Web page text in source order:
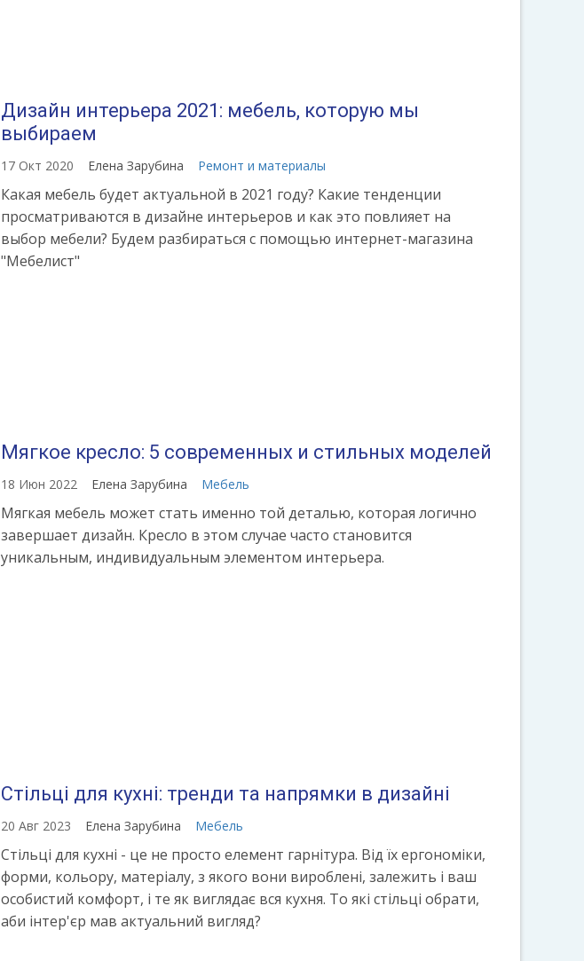
Дизайн интерьера 2021: мебель, которую мы
выбираем
17 Окт 2020 Елена Зарубина Ремонт и материалы
Какая мебель будет актуальной в 2021 году? Какие тенденции
просматриваются в дизайне интерьеров и как это повлияет на
выбор мебели? Будем разбираться с помощью интернет-магазина
"Мебелист"
Мягкое кресло: 5 современных и стильных моделей
18 Июн 2022 Елена Зарубина Мебель
Мягкая мебель может стать именно той деталью, которая логично
завершает дизайн. Кресло в этом случае часто становится
уникальным, индивидуальным элементом интерьера.
Стільці для кухні: тренди та напрямки в дизайні
20 Авг 2023 Елена Зарубина Мебель
Стільці для кухні - це не просто елемент гарнітура. Від їх ергономіки,
форми, кольору, матеріалу, з якого вони вироблені, залежить і ваш
особистий комфорт, і те як виглядає вся кухня. То які стільці обрати,
аби інтер'єр мав актуальний вигляд?